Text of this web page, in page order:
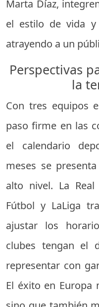
Marta Díaz,
el estilo de vida y
atrayendo a un
Perspectivas
la
Con tres equipos
paso firme en las
el calendario
meses se
alto nivel. La Real
Fútbol y LaLiga
ajustar los
clubes tengan el
representar con
El éxito en Europa